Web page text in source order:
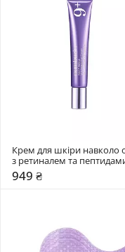
Крем для шкіри навколо
з ретиналем та
Numbuzin 20 мл
949 ₴